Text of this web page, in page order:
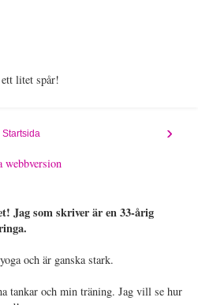
litet spår!
›
Startsida
webbversion
Jag som skriver är en 33-årig
och är ganska stark.
tankar och min träning. Jag vill se hur